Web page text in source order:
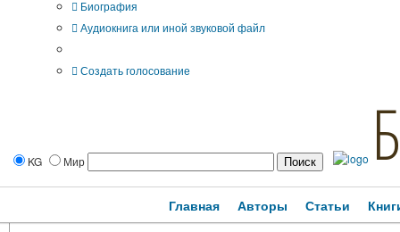
Биография
Аудиокнига или иной звуковой файл
Создать голосование
KG Мир
Главная Авторы Статьи